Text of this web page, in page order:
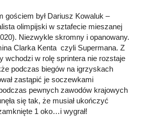
gościem był Dariusz Kowaluk –
olimpijski w sztafecie mieszanej
Niezwykle skromny i opanowany.
Clarka Kenta czyli Supermana. Z
wchodzi w rolę sprintera nie rozstaje
podczas biegów na igrzyskach
zastąpić je soczewkami
pewnych zawodów krajowych
się tak, że musiał ukończyć
1 oko…i wygrał!